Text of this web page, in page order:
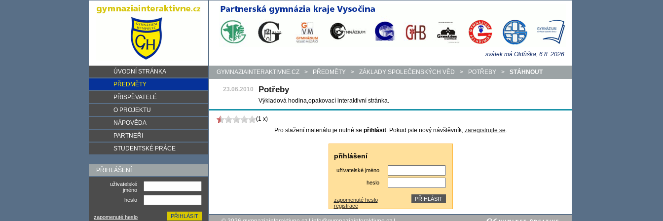
ÚVODNÍ STRÁNKA
PŘEDMĚTY
PŘISPĚVATELÉ
O PROJEKTU
NÁPOVĚDA
PARTNEŘI
STUDENTSKÉ PRÁCE
PŘIHLÁŠENÍ
uživatelské
jméno
heslo
zapomenuté heslo
svátek má Oldřiška, 6.8. 2026
GYMNAZIAINTERAKTIVNE.CZ > PŘEDMĚTY > ZÁKLADY SPOLEČENSKÝCH VĚD > POTŘEBY > STÁHNOUT
23.06.2010 Potřeby
Výkladová hodina,opakovací interaktivní stránka.
(1 x)
Pro stažení materiálu je nutné se přihlásit. Pokud jste nový návštěvník, zaregistrujte se.
přihlášení
uživatelské jméno
heslo
zapomenuté heslo
registrace